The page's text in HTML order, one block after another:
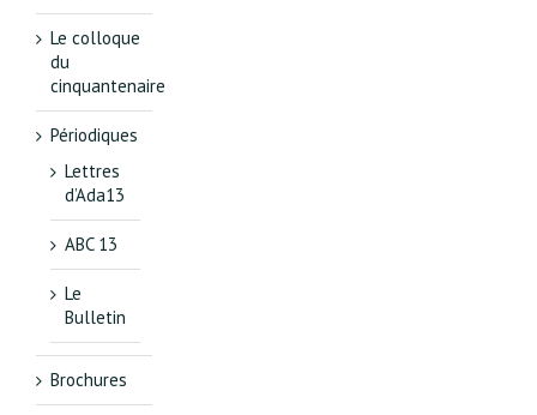
Le colloque
du
cinquantenaire
Périodiques
Lettres
d’Ada13
ABC 13
Le
Bulletin
Brochures